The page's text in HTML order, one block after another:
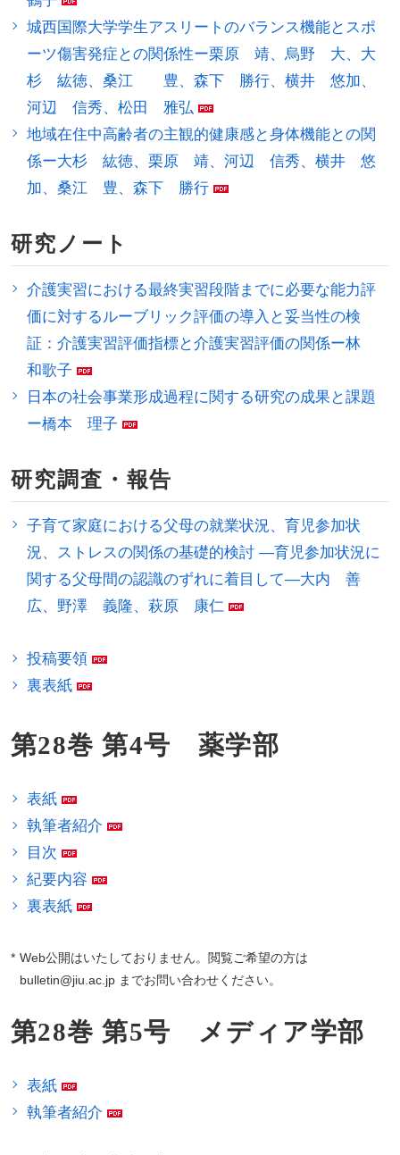
城西国際大学学生アスリートのバランス機能とスポ
ーツ傷害発症との関係性ー栗原 靖、烏野 大、大
杉 紘徳、桑江 豊、森下 勝行、横井 悠加、
河辺 信秀、松田 雅弘
地域在住中高齢者の主観的健康感と身体機能との関
係ー大杉 紘徳、栗原 靖、河辺 信秀、横井 悠
加、桑江 豊、森下 勝行
研究ノート
介護実習における最終実習段階までに必要な能力評
価に対するルーブリック評価の導入と妥当性の検
証：介護実習評価指標と介護実習評価の関係ー林
和歌子
日本の社会事業形成過程に関する研究の成果と課題
ー橋本 理子
研究調査・報告
子育て家庭における父母の就業状況、育児参加状
況、ストレスの関係の基礎的検討 ―育児参加状況に
関する父母間の認識のずれに着目して―大内 善
広、野澤 義隆、萩原 康仁
投稿要領
裏表紙
第28巻 第4号 薬学部
表紙
執筆者紹介
目次
紀要内容
裏表紙
Web公開はいたしておりません。閲覧ご希望の方は
bulletin@jiu.ac.jp までお問い合わせください。
第28巻 第5号 メディア学部
表紙
執筆者紹介